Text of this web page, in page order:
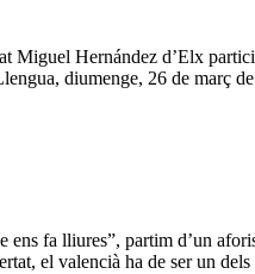
Hernández d’Elx
diumenge, 26 de març
fa lliures”, partim d’un
el valencià ha de ser un